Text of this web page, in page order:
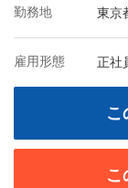
勤務地 東京
雇用形態 正社
こ
こ